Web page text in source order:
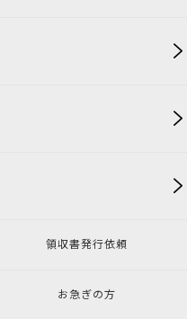
領収書発行依頼
お急ぎの方